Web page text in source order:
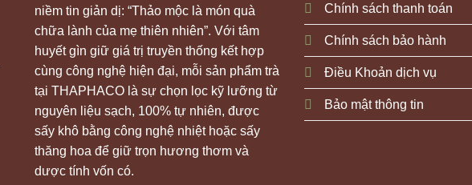
trên
trang
sản
phẩm
niềm tin giản dị: “Thảo mộc là món quà
chữa lành của mẹ thiên nhiên”. Với tâm
huyết gìn giữ giá trị truyền thống kết hợp
cùng công nghệ hiện đại, mỗi sản phẩm trà
tại THAPHACO là sự chọn lọc kỹ lưỡng từ
nguyên liệu sạch, 100% tự nhiên, được
sấy khô bằng công nghệ nhiệt hoặc sấy
thăng hoa để giữ trọn hương thơm và
dược tính vốn có.
Chính sách thanh toán
Chính sách bảo hành
Điều Khoản dịch vụ
Bảo mật thông tin